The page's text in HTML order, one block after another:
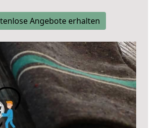
Angebote erhalten